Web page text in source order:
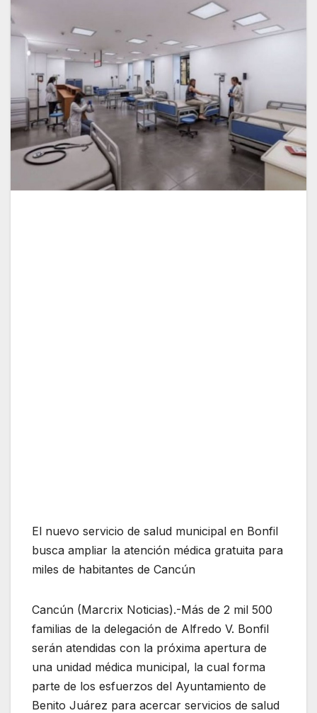
El nuevo servicio de salud municipal en Bonfil
busca ampliar la atención médica gratuita para
miles de habitantes de Cancún
Cancún (Marcrix Noticias).-Más de 2 mil 500
familias de la delegación de Alfredo V. Bonfil
serán atendidas con la próxima apertura de
una unidad médica municipal, la cual forma
parte de los esfuerzos del Ayuntamiento de
Benito Juárez para acercar servicios de salud